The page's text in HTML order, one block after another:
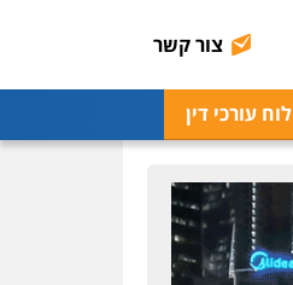
צור קשר
לוח עורכי דין